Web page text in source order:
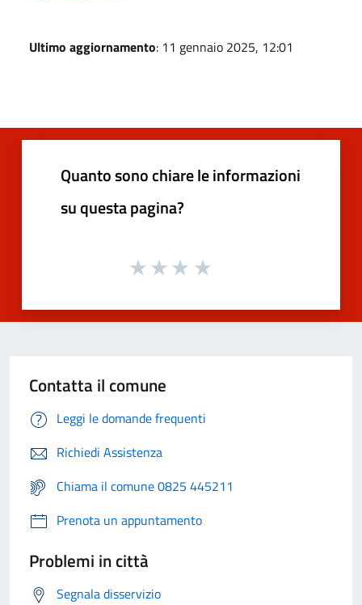
Ultimo aggiornamento: 11 gennaio 2025, 12:01
Quanto sono chiare le informazioni
su questa pagina?
Contatta il comune
Leggi le domande frequenti
Richiedi Assistenza
Chiama il comune 0825 445211
Prenota un appuntamento
Problemi in città
Segnala disservizio